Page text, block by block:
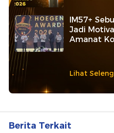
IM57+
Jadi
Amanat
Lihat
Berita Terkait